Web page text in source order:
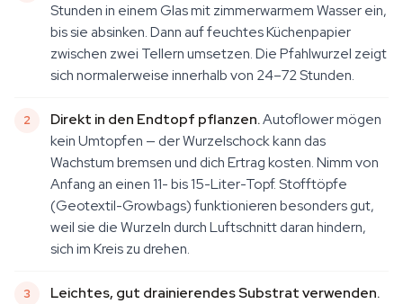
Stunden in einem Glas mit zimmerwarmem Wasser ein,
bis sie absinken. Dann auf feuchtes Küchenpapier
zwischen zwei Tellern umsetzen. Die Pfahlwurzel zeigt
sich normalerweise innerhalb von 24–72 Stunden.
Direkt in den Endtopf pflanzen.Autoflower mögen
kein Umtopfen — der Wurzelschock kann das
Wachstum bremsen und dich Ertrag kosten. Nimm von
Anfang an einen 11- bis 15-Liter-Topf. Stofftöpfe
(Geotextil-Growbags) funktionieren besonders gut,
weil sie die Wurzeln durch Luftschnitt daran hindern,
sich im Kreis zu drehen.
Leichtes, gut drainierendes Substrat verwenden.